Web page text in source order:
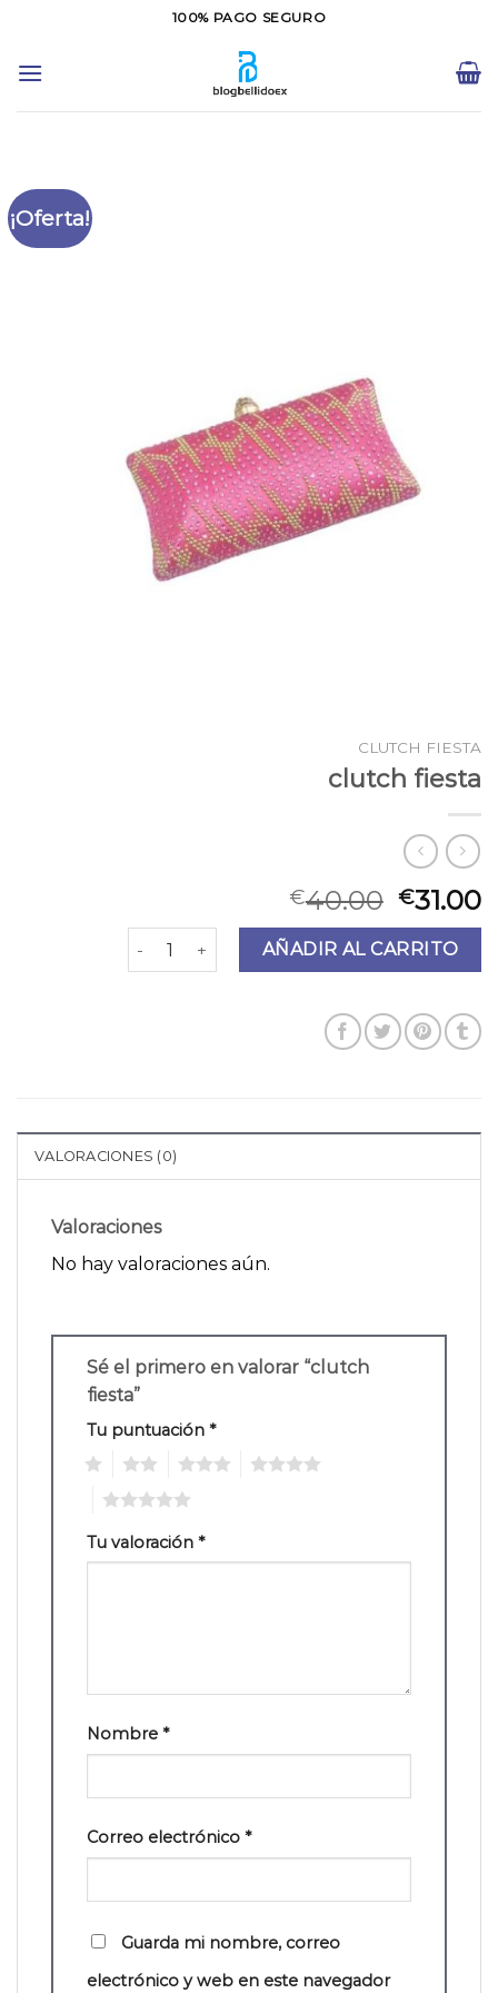
contenido
100% PAGO SEGURO
¡Oferta!
CLUTCH FIESTA
clutch fiesta
€40.00 €31.00
clutch fiesta cantidadAÑADIR AL CARRITO
VALORACIONES (0)
Valoraciones
No hay valoraciones aún.
Sé el primero en valorar “clutch
fiesta”
Tu puntuación *
Tu valoración *
Nombre *
Correo electrónico *
Guarda mi nombre, correo
electrónico y web en este navegador